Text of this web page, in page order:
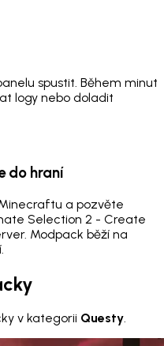
spustit. Během minut
logy nebo doladit
do hraní
a pozvěte
Selection 2 - Create
Modpack běží na
v kategorii Questy.